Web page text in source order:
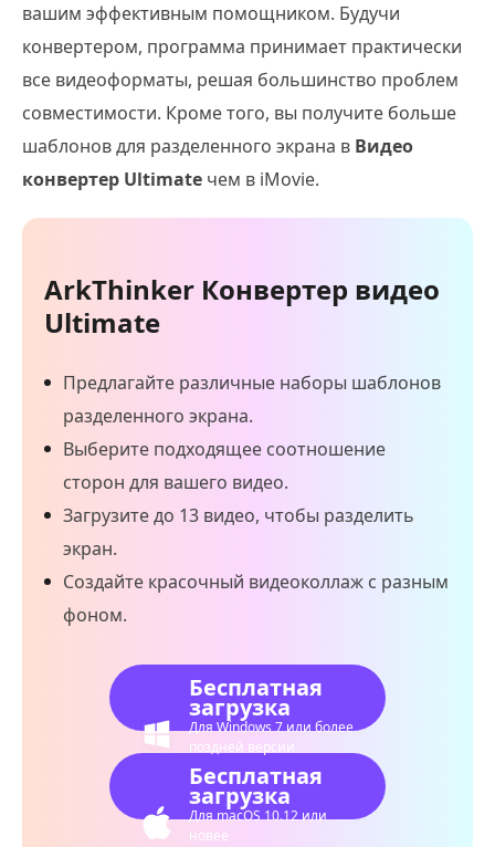
вашим эффективным помощником. Будучи
конвертером, программа принимает практически
все видеоформаты, решая большинство проблем
совместимости. Кроме того, вы получите больше
шаблонов для разделенного экрана в Видео
конвертер Ultimate чем в iMovie.
ArkThinker Конвертер видео
Ultimate
Предлагайте различные наборы шаблонов
разделенного экрана.
Выберите подходящее соотношение
сторон для вашего видео.
Загрузите до 13 видео, чтобы разделить
экран.
Создайте красочный видеоколлаж с разным
фоном.
Бесплатная
загрузка
Для Windows 7 или более
поздней версии
Бесплатная
загрузка
Для macOS 10.12 или
новее